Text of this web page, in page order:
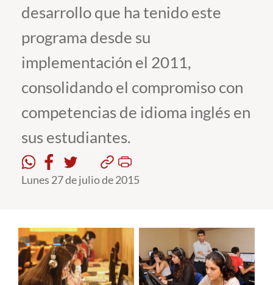
Pregrado
Estudiantes
Académicos
Funcionarios
English
desarrollo que ha tenido este
programa desde su
implementación el 2011,
consolidando el compromiso con
competencias de idioma inglés en
sus estudiantes.
Lunes 27 de julio de 2015